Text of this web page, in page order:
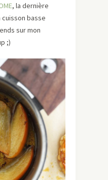
, la dernière
basse
sur mon
;)